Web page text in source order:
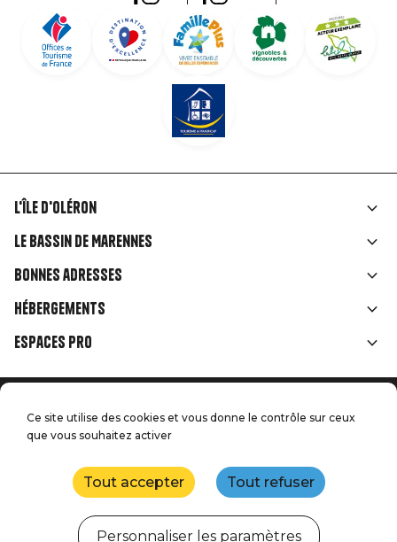
Liens
rubriques
L'île d'Oléron
Le Bassin de Marennes
Bonnes adresses
Hébergements
Espaces Pro
Menu
Accueil
Mentions légales
Presse
Nous contacter
Plan du site
Réalisation : StudioJuillet
Ce site utilise des cookies et vous donne le contrôle sur ceux
que vous souhaitez activer
Tout accepter Tout refuser
Personnaliser les paramètres